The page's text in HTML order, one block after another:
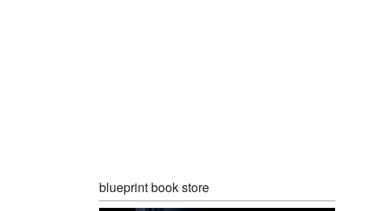
blueprint book store